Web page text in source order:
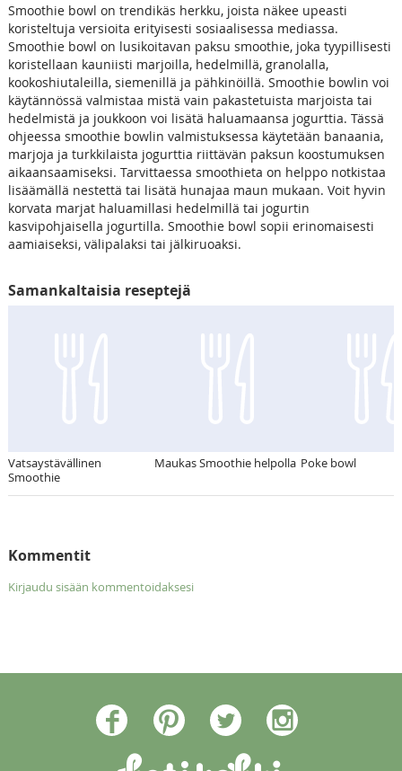
Smoothie bowl on trendikäs herkku, joista näkee upeasti
koristeltuja versioita erityisesti sosiaalisessa mediassa.
Smoothie bowl on lusikoitavan paksu smoothie, joka tyypillisesti
koristellaan kauniisti marjoilla, hedelmillä, granolalla,
kookoshiutaleilla, siemenillä ja pähkinöillä. Smoothie bowlin voi
käytännössä valmistaa mistä vain pakastetuista marjoista tai
hedelmistä ja joukkoon voi lisätä haluamaansa jogurttia. Tässä
ohjeessa smoothie bowlin valmistuksessa käytetään banaania,
marjoja ja turkkilaista jogurttia riittävän paksun koostumuksen
aikaansaamiseksi. Tarvittaessa smoothieta on helppo notkistaa
lisäämällä nestettä tai lisätä hunajaa maun mukaan. Voit hyvin
korvata marjat haluamillasi hedelmillä tai jogurtin
kasvipohjaisella jogurtilla. Smoothie bowl sopii erinomaisesti
aamiaiseksi, välipalaksi tai jälkiruoaksi.
Samankaltaisia reseptejä
Vatsaystävällinen
Smoothie
Maukas Smoothie helpolla Poke bowl
Kommentit
Kirjaudu sisään kommentoidaksesi